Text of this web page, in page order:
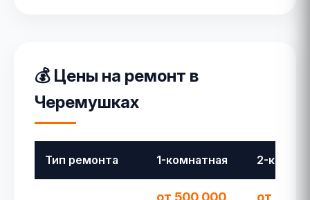
💰 Цены на ремонт в
Черемушках
Тип ремонта 1-комнатная 2-
от 500 000 от 700